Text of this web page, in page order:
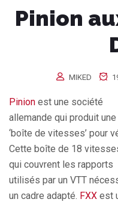
Pinion
MIKED
Pinion est une société
allemande qui produit une
‘boîte de vitesses’ pour
Cette boîte de 18
qui couvrent les rapports
utilisés par un VTT
un cadre adapté. FXX est